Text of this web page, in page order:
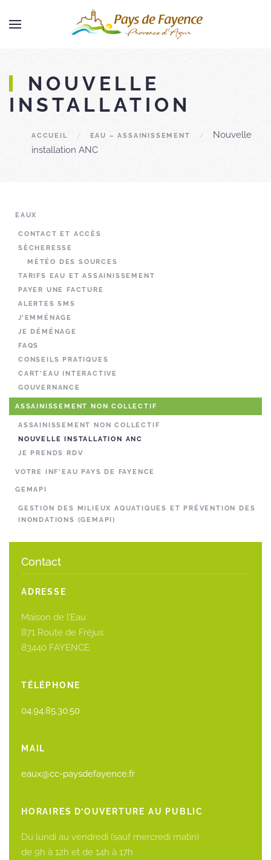
Skip to main content
NOUVELLE
INSTALLATION
ACCUEIL EAU – ASSAINISSEMENT
Nouvelle
installation ANC
EAUX
CONTACT ET ACCÈS
SÈCHERESSE
MÉTÉO DES SOURCES
TARIFS EAU ET ASSAINISSEMENT
PAYER UNE FACTURE
ALERTES SMS
J’EMMÉNAGE
JE DÉMÉNAGE
FAQS
CONSEILS PRATIQUES
CART’EAU INTERACTIVE
GOUVERNANCE
ASSAINISSEMENT NON COLLECTIF
ASSAINISSEMENT NON COLLECTIF
NOUVELLE INSTALLATION ANC
JE PRENDS RDV
VOTRE INF’EAU PAYS DE FAYENCE
GEMAPI
GESTION DES MILIEUX AQUATIQUES ET PRÉVENTION DES
INONDATIONS (GEMAPI)
Contact
ADRESSE
Maison de l’Eau
871 Route de Fréjus
83440 FAYENCE
TÉLÉPHONE
04.94.85.30.50
MAIL
eaux@cc-paysdefayence.fr
HORAIRES D’OUVERTURE AU PUBLIC
Du lundi au vendredi (sauf mercredi matin)
de 9h à 12h et de 14h à 17h